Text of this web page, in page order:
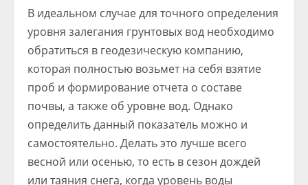
В идеальном случае для точного определения
уровня залегания грунтовых вод необходимо
обратиться в геодезическую компанию,
которая полностью возьмет на себя взятие
проб и формирование отчета о составе
почвы, а также об уровне вод. Однако
определить данный показатель можно и
самостоятельно. Делать это лучше всего
весной или осенью, то есть в сезон дождей
или таяния снега, когда уровень воды